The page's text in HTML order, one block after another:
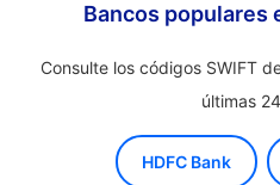
Bancos populares
Consulte los códigos SWIFT
últimas
HDFC Bank